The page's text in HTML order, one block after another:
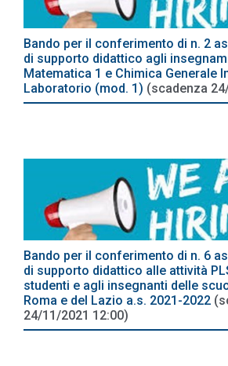
Bando per il conferimento di n. 2
di supporto didattico agli
Matematica 1 e Chimica Generale
Laboratorio (mod. 1) (scadenza
Bando per il conferimento di n. 6
di supporto didattico alle attività
studenti e agli insegnanti delle
Roma e del Lazio a.s. 2021-2022
24/11/2021 12:00)